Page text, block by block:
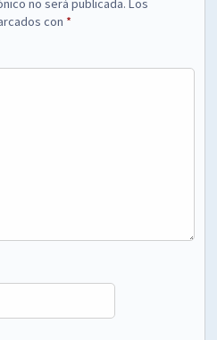
no será publicada. Los
con *